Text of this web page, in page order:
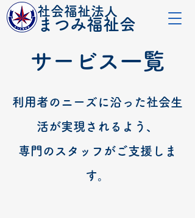
社会福祉法人
​まつみ福祉会
サービス一覧
利用者のニーズに沿った社会生
活が実現されるよう、
専門のスタッフがご支援しま
す。